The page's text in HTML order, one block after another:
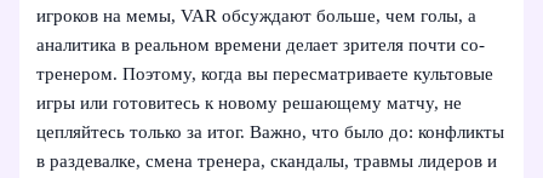
игроков на мемы, VAR обсуждают больше, чем голы, а
аналитика в реальном времени делает зрителя почти со-
тренером. Поэтому, когда вы пересматриваете культовые
игры или готовитесь к новому решающему матчу, не
цепляйтесь только за итог. Важно, что было до: конфликты
в раздевалке, смена тренера, скандалы, травмы лидеров и